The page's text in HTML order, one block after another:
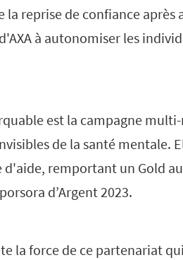
reprise de confiance après
à autonomiser les
est la campagne
de la santé mentale.
d'aide, remportant un Gold
d’Argent 2023.
la force de ce partenariat